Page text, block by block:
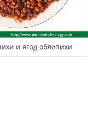
и ягод облепихи